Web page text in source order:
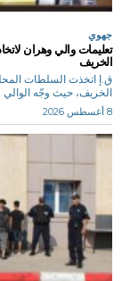
جهوي
تعليمات والي وهران
الخريف
ق.إ اتخذت السلطات
الخريف، حيث وجّه الوالي
8 أغسطس 2026